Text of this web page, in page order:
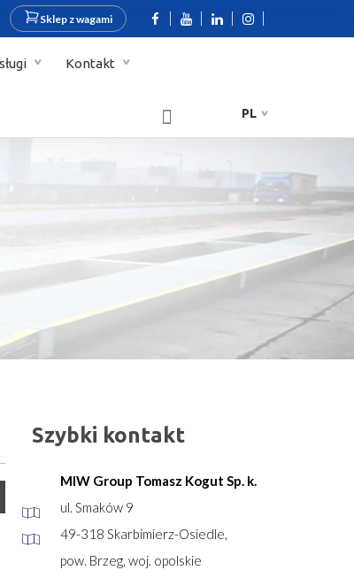
Sklep z wagami
Kontakt
PL
Szybki kontakt
MIW Group Tomasz Kogut Sp. k.
ul. Smaków 9
49-318 Skarbimierz-Osiedle,
pow. Brzeg, woj. opolskie